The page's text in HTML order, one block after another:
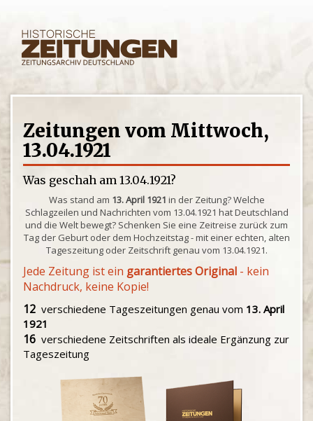
Zeitungen vom Mittwoch,
13.04.1921
Was geschah am 13.04.1921?
Was stand am 13. April 1921 in der Zeitung? Welche
Schlagzeilen und Nachrichten vom 13.04.1921 hat Deutschland
und die Welt bewegt? Schenken Sie eine Zeitreise zurück zum
Tag der Geburt oder dem Hochzeitstag - mit einer echten, alten
Tageszeitung oder Zeitschrift genau vom 13.04.1921.
Jede Zeitung ist ein garantiertes Original - kein
Nachdruck, keine Kopie!
12 verschiedene Tageszeitungen genau vom 13. April
1921
16 verschiedene Zeitschriften als ideale Ergänzung zur
Tageszeitung